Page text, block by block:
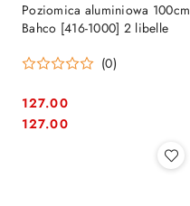
Poziomica aluminiowa 100cm
Bahco [416-1000] 2 libelle
(0)
Cena:
127.00
Cena:
127.00